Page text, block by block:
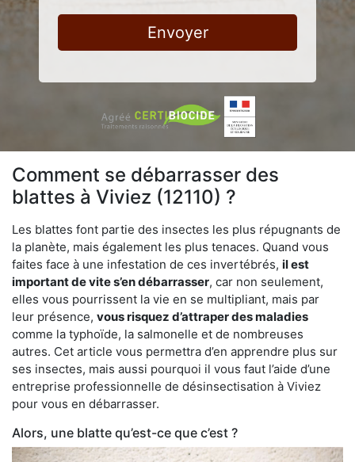
Envoyer
Comment se débarrasser des
blattes à Viviez (12110) ?
Les blattes font partie des insectes les plus répugnants de
la planète, mais également les plus tenaces. Quand vous
faites face à une infestation de ces invertébrés, il est
important de vite s’en débarrasser, car non seulement,
elles vous pourrissent la vie en se multipliant, mais par
leur présence, vous risquez d’attraper des maladies
comme la typhoïde, la salmonelle et de nombreuses
autres. Cet article vous permettra d’en apprendre plus sur
ses insectes, mais aussi pourquoi il vous faut l’aide d’une
entreprise professionnelle de désinsectisation à Viviez
pour vous en débarrasser.
Alors, une blatte qu’est-ce que c’est ?